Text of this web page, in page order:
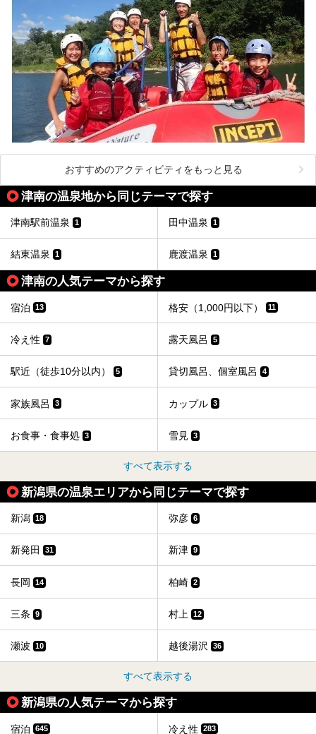
おすすめのアクティビティをもっと見る
津南の温泉地から同じテーマで探す
津南駅前温泉 1 田中温泉 1
結東温泉 1 鹿渡温泉 1
津南の人気テーマから探す
宿泊 13 格安（1,000円以下） 11
冷え性 7 露天風呂 5
駅近（徒歩10分以内） 5 貸切風呂、個室風呂 4
家族風呂 3 カップル 3
お食事・食事処 3 雪見 3
すべて表示する
新潟県の温泉エリアから同じテーマで探す
新潟 18 弥彦 6
新発田 31 新津 9
長岡 14 柏崎 2
三条 9 村上 12
瀬波 10 越後湯沢 36
すべて表示する
新潟県の人気テーマから探す
宿泊 645 冷え性 283